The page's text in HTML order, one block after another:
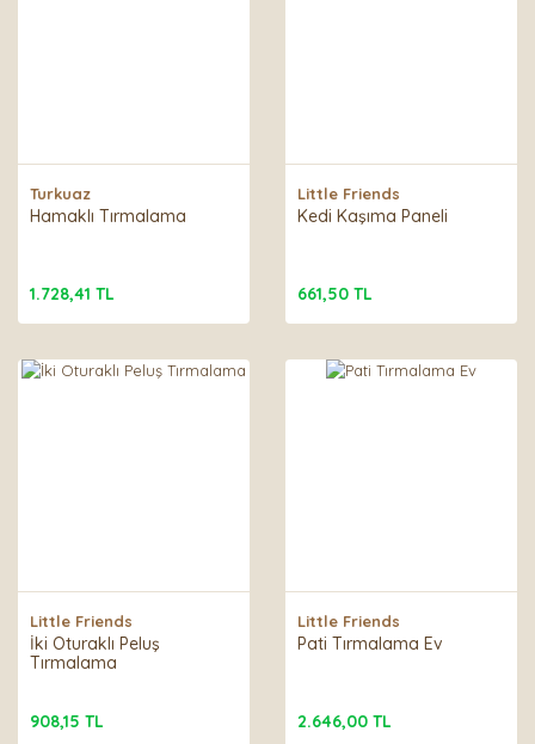
Turkuaz
Hamaklı Tırmalama
1.728,41 TL
Little Friends
Kedi Kaşıma Paneli
661,50 TL
Little Friends
İki Oturaklı Peluş
Tırmalama
908,15 TL
Little Friends
Pati Tırmalama Ev
2.646,00 TL